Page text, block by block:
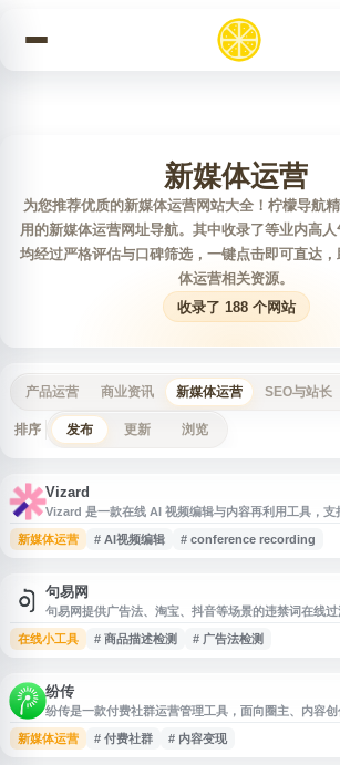
新媒体运营
为您推荐优质的新媒体运营网站大全！柠檬导航
用的新媒体运营网址导航。其中收录了等业内高
均经过严格评估与口碑筛选，一键点击即可直达
体运营相关资源。
收录了 188 个网站
产品运营 商业资讯 新媒体运营 SEO与站长
排序 发布 更新 浏览
Vizard
Vizard 是一款在线 AI 视频编辑与内容再利用工具，支
适合社交媒体发布的短视频。平台提供基于文本编辑视
频尺寸调整、屏幕录制及会议、访谈、网络研讨会录制
新媒体运营 # AI视频编辑 # conference recording
句易网
句易网提供广告法、淘宝、抖音等场景的违禁词在线
媒体文案、短视频脚本、新闻稿、商品描述等内容检查
极限用语、限定词等常见风险词，并持续更新，适合用
在线小工具 # 商品描述检测 # 广告法检测
纷传
纷传是一款付费社群运营管理工具，面向圈主、内容
从业者，提供圈子搭建、内容发布、会员管理、粉丝运
支持创建付费社群，帮助用户沉淀内容、连接粉丝、管
新媒体运营 # 付费社群 # 内容变现